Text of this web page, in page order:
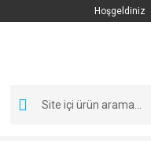
Hoşgeldiniz